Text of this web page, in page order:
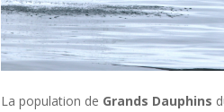
La population de Grands Dauphins